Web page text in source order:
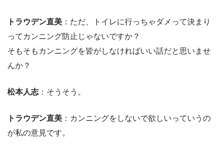
トラウデン直美 ：ただ、トイレに行っちゃダメって決まり
ってカンニング防止じゃないですか？
そもそもカンニングを皆がしなければいい話だと思いませ
んか？
松本人志 ：そうそう。
トラウデン直美 ：カンニングをしないで欲しいっていうの
が私の意見です。